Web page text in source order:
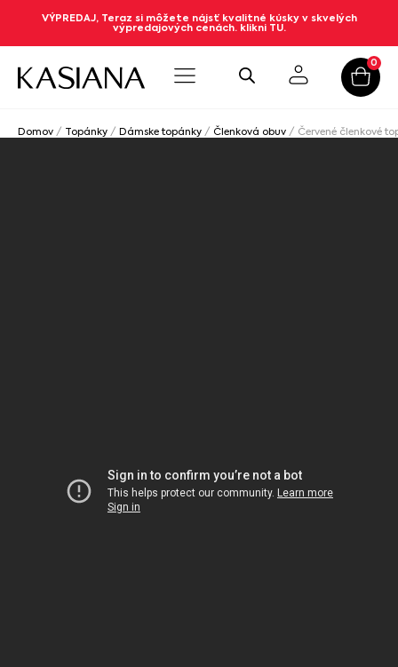
VÝPREDAJ, Teraz si môžete nájsť kvalitné kúsky v skvelých
výpredajových cenách. klikni TU.
0
Domov / Topánky / Dámske topánky / Členková obuv / Červené členkové